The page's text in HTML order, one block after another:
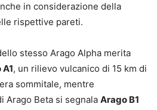
in considerazione della
rispettive pareti.
stesso Arago Alpha merita
, un rilievo vulcanico di 15 km di
sommitale, mentre
Arago Beta si segnala Arago B1